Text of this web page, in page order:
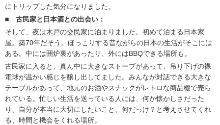
にトリップした気分になりました。
■ 古民家と日本酒との出会い：
そして、夜は木戸の交民家に泊まりました。初めて泊まる日本家
屋。築70年だそう。ほっこりする昔ながらの日本の生活がそこには
ある。中には囲炉裏があったり、外にはBBQできる場所も。
古民家に入ると、真ん中に大きなストーブがあって、吊り下げの裸
電球が温かい感じを醸し出してました。みんなが対話できる大きな
テーブルがあって、地元のお酒やスナックがレトロな商品棚で売ら
れている。忙しい生活を送っている人には、何か懐かしさだった
り、自分が本当に大切にしたいこと、何だっけ？と考えさせてくれ
る、時間と機会をくれる場所。